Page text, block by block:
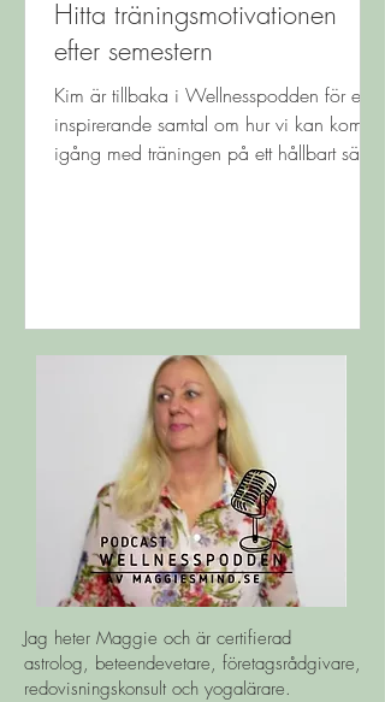
Hitta träningsmotivationen
efter semestern
Kim är tillbaka i Wellnesspodden för ett
inspirerande samtal om hur vi kan komma
igång med träningen på ett hållbart sätt.
Jag heter Maggie och är certifierad
astrolog, beteendevetare, företagsrådgivare,
redovisningskonsult och yogalärare.